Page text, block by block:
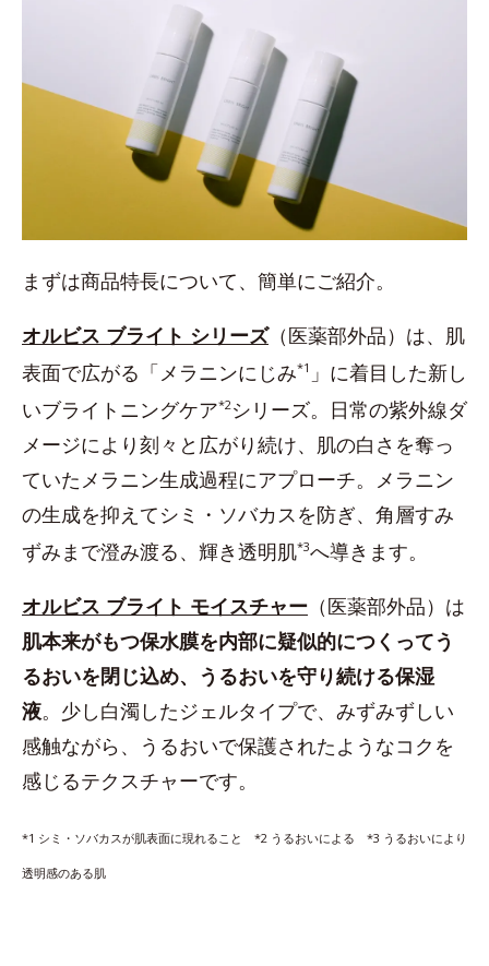
まずは商品特長について、簡単にご紹介。
オルビス ブライト シリーズ（医薬部外品）は、肌
表面で広がる「メラニンにじみ*1 」に着目した新し
いブライトニングケア*2シリーズ。日常の紫外線ダ
メージにより刻々と広がり続け、肌の白さを奪っ
ていたメラニン生成過程にアプローチ。メラニン
の生成を抑えてシミ・ソバカスを防ぎ、角層すみ
ずみまで澄み渡る、輝き透明肌*3へ導きます。
オルビス ブライト モイスチャー （医薬部外品）は
肌本来がもつ保水膜を内部に疑似的につくってう
るおいを閉じ込め、うるおいを守り続ける保湿
液。少し白濁したジェルタイプで、みずみずしい
感触ながら、うるおいで保護されたようなコクを
感じるテクスチャーです。
*1 シミ・ソバカスが肌表面に現れること *2 うるおいによる *3 うるおいにより
透明感のある肌